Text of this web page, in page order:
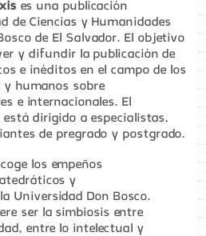
es una publicación
de Ciencias y Humanidades
de El Salvador. El objetivo
y difundir la publicación de
e inéditos en el campo de los
y humanos sobre
e internacionales. El
dirigido a especialistas,
de pregrado y postgrado.
los empeños
y
Universidad Don Bosco.
ser la simbiosis entre
entre lo intelectual y